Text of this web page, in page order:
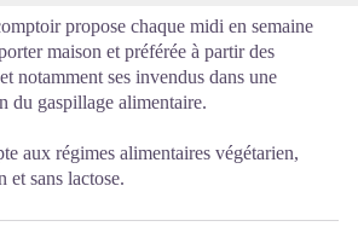
propose chaque midi en semaine
maison et préférée à partir des
notamment ses invendus dans une
du gaspillage alimentaire.
aux régimes alimentaires végétarien,
et sans lactose.